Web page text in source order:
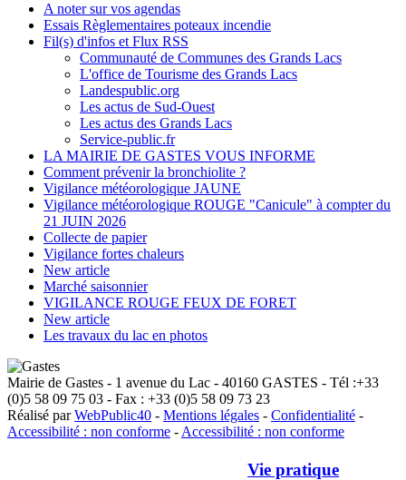
A noter sur vos agendas
Essais Règlementaires poteaux incendie
Fil(s) d'infos et Flux RSS
Communauté de Communes des Grands Lacs
L'office de Tourisme des Grands Lacs
Landespublic.org
Les actus de Sud-Ouest
Les actus des Grands Lacs
Service-public.fr
LA MAIRIE DE GASTES VOUS INFORME
Comment prévenir la bronchiolite ?
Vigilance météorologique JAUNE
Vigilance météorologique ROUGE "Canicule" à compter du
21 JUIN 2026
Collecte de papier
Vigilance fortes chaleurs
New article
Marché saisonnier
VIGILANCE ROUGE FEUX DE FORET
New article
Les travaux du lac en photos
Mairie de Gastes - 1 avenue du Lac - 40160 GASTES - Tél :+33
(0)5 58 09 75 03 - Fax : +33 (0)5 58 09 73 23
Réalisé parWebPublic40 - Mentions légales - Confidentialité -
Accessibilité : non conforme - Accessibilité : non conforme
Vie pratique